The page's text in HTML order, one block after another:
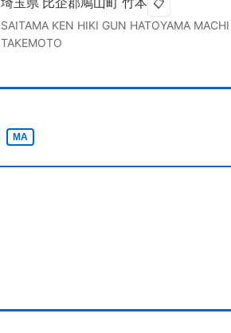
📋
SAITAMA KEN HIKI GUN HATOYAMA MACHI
TAKEMOTO
MA